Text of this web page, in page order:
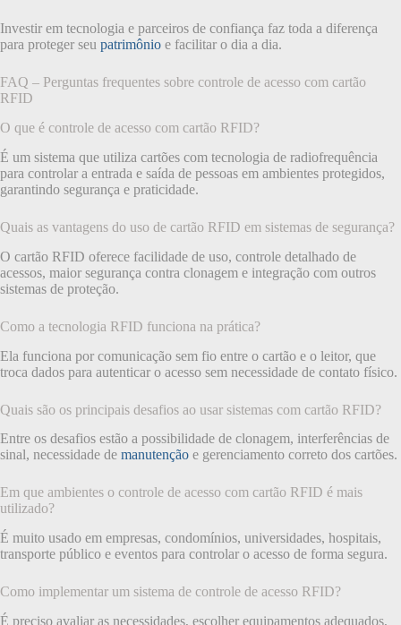
Investir em tecnologia e parceiros de confiança faz toda a diferença
para proteger seu patrimônio e facilitar o dia a dia.
FAQ – Perguntas frequentes sobre controle de acesso com cartão
RFID
O que é controle de acesso com cartão RFID?
É um sistema que utiliza cartões com tecnologia de radiofrequência
para controlar a entrada e saída de pessoas em ambientes protegidos,
garantindo segurança e praticidade.
Quais as vantagens do uso de cartão RFID em sistemas de segurança?
O cartão RFID oferece facilidade de uso, controle detalhado de
acessos, maior segurança contra clonagem e integração com outros
sistemas de proteção.
Como a tecnologia RFID funciona na prática?
Ela funciona por comunicação sem fio entre o cartão e o leitor, que
troca dados para autenticar o acesso sem necessidade de contato físico.
Quais são os principais desafios ao usar sistemas com cartão RFID?
Entre os desafios estão a possibilidade de clonagem, interferências de
sinal, necessidade de manutenção e gerenciamento correto dos cartões.
Em que ambientes o controle de acesso com cartão RFID é mais
utilizado?
É muito usado em empresas, condomínios, universidades, hospitais,
transporte público e eventos para controlar o acesso de forma segura.
Como implementar um sistema de controle de acesso RFID?
É preciso avaliar as necessidades, escolher equipamentos adequados,